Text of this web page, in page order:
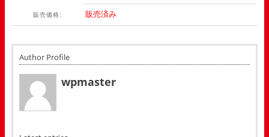
販売価格: 販売済み
Author Profile
wpmaster